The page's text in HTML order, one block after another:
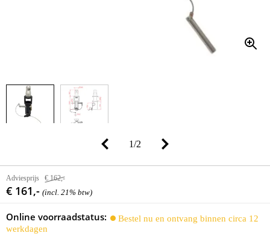
1/2
Adviesprijs € 162,-
€ 161,- (incl. 21% btw)
Online voorraadstatus:
Bestel nu en ontvang binnen circa 12
werkdagen